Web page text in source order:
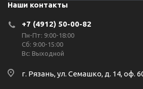
Наши контакты
+7 (4912) 50-00-82
Пн-Пт: 9:00-18:00
Сб: 9:00-15:00
Вс: Выходной
г. Рязань, ул. Семашко, д. 14, оф.